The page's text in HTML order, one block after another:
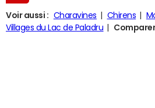
Voir aussi : Charavines Chirens
Villages du Lac de Paladru